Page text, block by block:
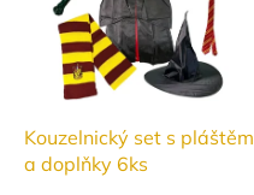
Kouzelnický set s pláštěm
a doplňky 6ks